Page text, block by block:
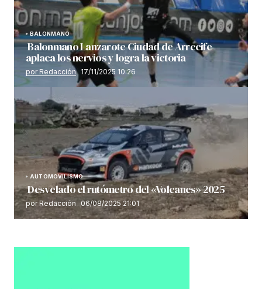
BALONMANO
Balonmano Lanzarote Ciudad de Arrecife
aplaca los nervios y logra la victoria
por Redacción 17/11/2025 10:26
AUTOMOVILISMO
Desvelado el rutómetro del «Volcanes» 2025
por Redacción 06/08/2025 21:01